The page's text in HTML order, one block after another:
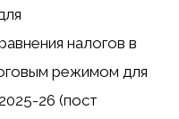
налогов в
режимом для
26 (пост